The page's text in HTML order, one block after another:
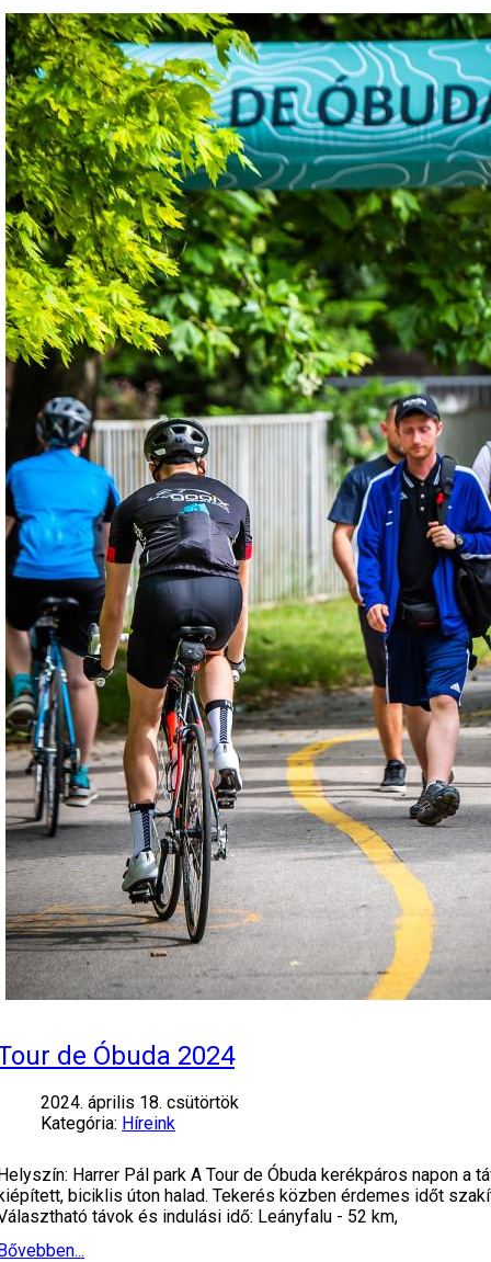
de Óbuda 2024
2024. április 18. csütörtök
Kategória: Híreink
Harrer Pál park A Tour de Óbuda kerékpáros napon
biciklis úton halad. Tekerés közben érdemes időt
távok és indulási idő: Leányfalu - 52 km,